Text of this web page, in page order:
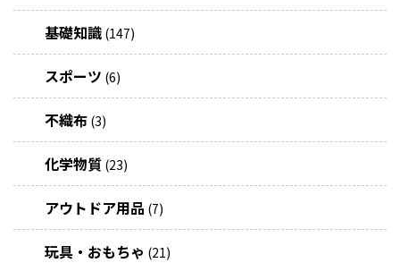
基礎知識 (147)
スポーツ (6)
不織布 (3)
化学物質 (23)
アウトドア用品 (7)
玩具・おもちゃ (21)